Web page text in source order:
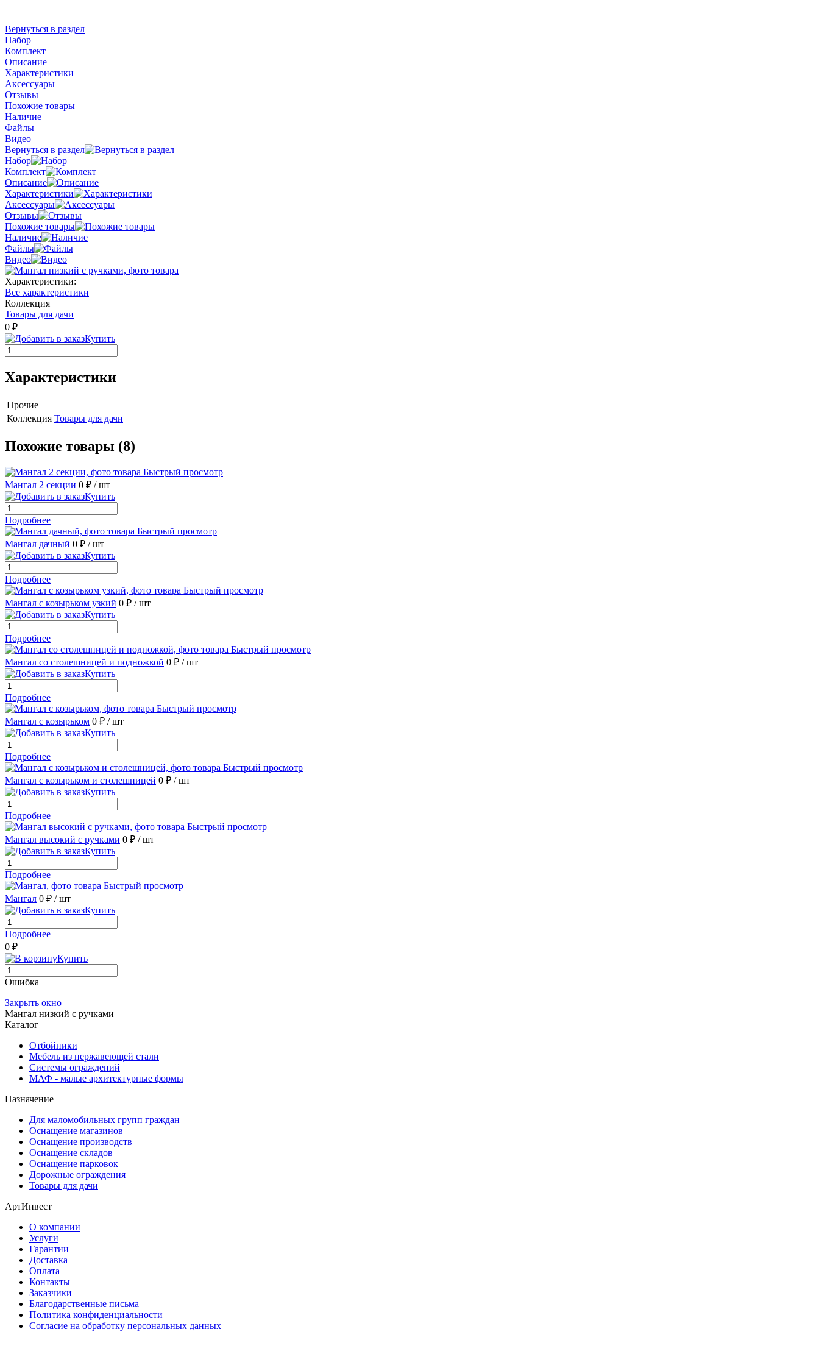
Вернуться в раздел
Набор
Комплект
Описание
Характеристики
Аксессуары
Отзывы
Похожие товары
Наличие
Файлы
Видео
Вернуться в раздел
Набор
Комплект
Описание
Характеристики
Аксессуары
Отзывы
Похожие товары
Наличие
Файлы
Видео
Характеристики:
Все характеристики
Коллекция
Товары для дачи
0 ₽
Купить
Характеристики
Прочие
Коллекция Товары для дачи
Похожие товары (8)
Быстрый просмотр
Мангал 2 секции 0 ₽ / шт
Купить
Подробнее
Быстрый просмотр
Мангал дачный 0 ₽ / шт
Купить
Подробнее
Быстрый просмотр
Мангал с козырьком узкий 0 ₽ / шт
Купить
Подробнее
Быстрый просмотр
Мангал со столешницей и подножкой 0 ₽ / шт
Купить
Подробнее
Быстрый просмотр
Мангал с козырьком 0 ₽ / шт
Купить
Подробнее
Быстрый просмотр
Мангал с козырьком и столешницей 0 ₽ / шт
Купить
Подробнее
Быстрый просмотр
Мангал высокий с ручками 0 ₽ / шт
Купить
Подробнее
Быстрый просмотр
Мангал 0 ₽ / шт
Купить
Подробнее
0 ₽
Купить
Ошибка
Закрыть окно
Мангал низкий с ручками
Каталог
Отбойники
Мебель из нержавеющей стали
Системы ограждений
МАФ - малые архитектурные формы
Назначение
Для маломобильных групп граждан
Оснащение магазинов
Оснащение производств
Оснащение складов
Оснащение парковок
Дорожные ограждения
Товары для дачи
АртИнвест
О компании
Услуги
Гарантии
Доставка
Оплата
Контакты
Заказчики
Благодарственные письма
Политика конфиденциальности
Согласие на обработку персональных данных